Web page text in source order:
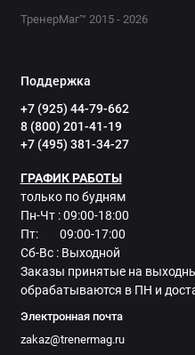
ТренерМаг™ 2015 - 2026
Поддержка
+7 (925) 44-79-662
8 (800) 201-41-19
+7 (495) 381-34-27
ГРАФИК РАБОТЫ
только по будням
Пн-Чт : 09:00-18:00
Пт: 09:00-17:00
Сб-Вс : Выходной
Заказы принятые на
обрабатываются в ПН и
Электронная почта
zakaz@trenermag.ru